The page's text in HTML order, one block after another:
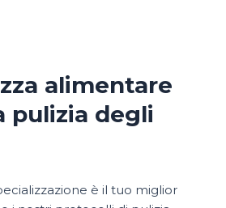
alimentare
pulizia degli
è il tuo miglior